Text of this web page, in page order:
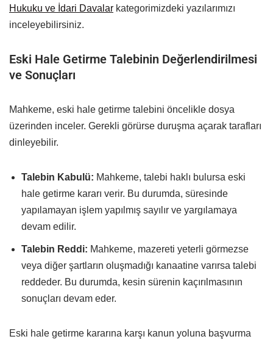
Hukuku ve İdari Davalar kategorimizdeki yazılarımızı
inceleyebilirsiniz.
Eski Hale Getirme Talebinin Değerlendirilmesi
ve Sonuçları
Mahkeme, eski hale getirme talebini öncelikle dosya
üzerinden inceler. Gerekli görürse duruşma açarak tarafları
dinleyebilir.
Talebin Kabulü: Mahkeme, talebi haklı bulursa eski
hale getirme kararı verir. Bu durumda, süresinde
yapılamayan işlem yapılmış sayılır ve yargılamaya
devam edilir.
Talebin Reddi: Mahkeme, mazereti yeterli görmezse
veya diğer şartların oluşmadığı kanaatine varırsa talebi
reddeder. Bu durumda, kesin sürenin kaçırılmasının
sonuçları devam eder.
Eski hale getirme kararına karşı kanun yoluna başvurma